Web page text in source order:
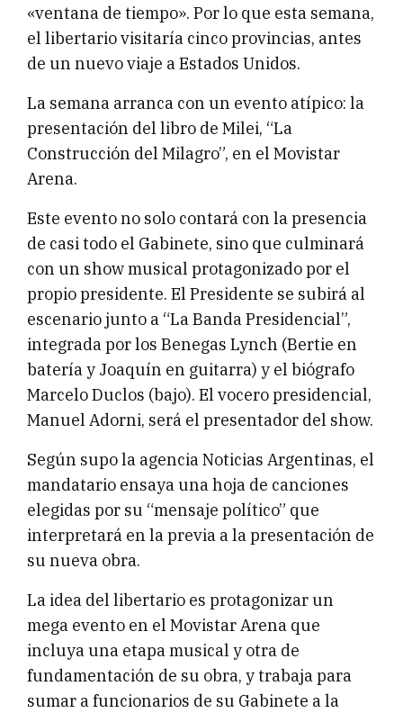
«ventana de tiempo». Por lo que esta semana,
el libertario visitaría cinco provincias, antes
de un nuevo viaje a Estados Unidos.
La semana arranca con un evento atípico: la
presentación del libro de Milei, “La
Construcción del Milagro”, en el Movistar
Arena.
Este evento no solo contará con la presencia
de casi todo el Gabinete, sino que culminará
con un show musical protagonizado por el
propio presidente. El Presidente se subirá al
escenario junto a “La Banda Presidencial”,
integrada por los Benegas Lynch (Bertie en
batería y Joaquín en guitarra) y el biógrafo
Marcelo Duclos (bajo). El vocero presidencial,
Manuel Adorni, será el presentador del show.
Según supo la agencia Noticias Argentinas, el
mandatario ensaya una hoja de canciones
elegidas por su “mensaje político” que
interpretará en la previa a la presentación de
su nueva obra.
La idea del libertario es protagonizar un
mega evento en el Movistar Arena que
incluya una etapa musical y otra de
fundamentación de su obra, y trabaja para
sumar a funcionarios de su Gabinete a la